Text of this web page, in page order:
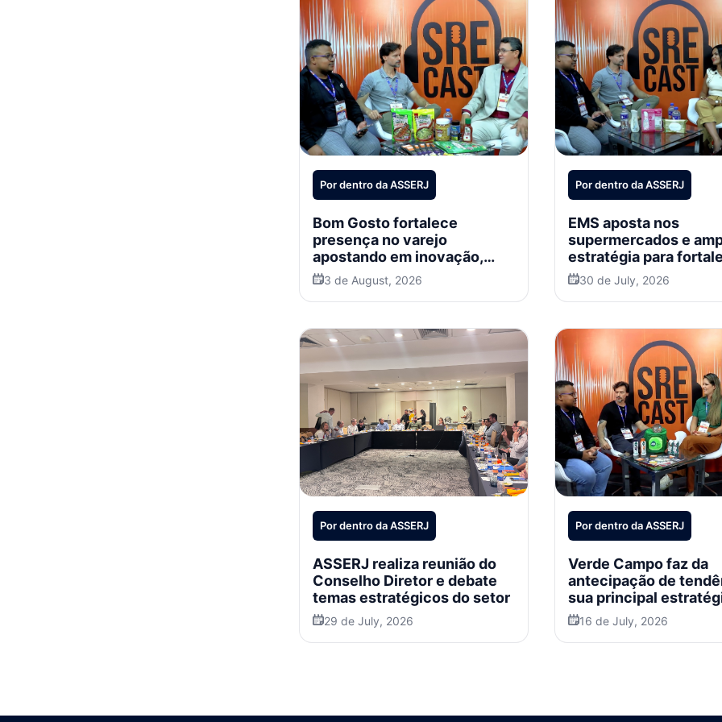
Por dentro da ASSERJ
Bom Gosto fortalece
presença no varejo
apostando em inovação,
trade marketing e expansão
internacional
3 de August, 2026
Por dentro da ASSERJ
EMS aposta nos
supermercados e
estratégia para
categoria de Higiene e
Beleza
30 de July, 2026
Por dentro da ASSERJ
ASSERJ realiza reunião do
Conselho Diretor e debate
temas estratégicos do setor
29 de July, 2026
Por dentro da ASSERJ
Verde Campo faz da
antecipação de
sua principal
crescimento
16 de July, 2026